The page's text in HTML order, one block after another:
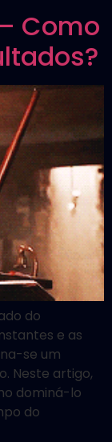
Como
do
e as
se um
Neste artigo,
dominá-lo
do